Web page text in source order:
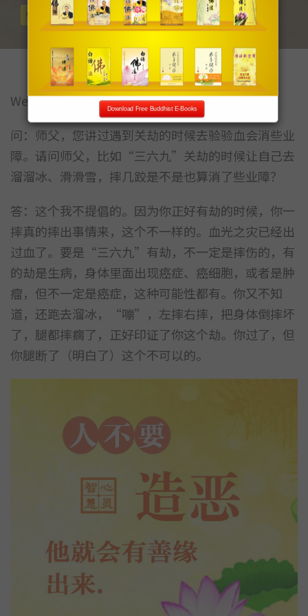
WENDA 问答
Wenda20180114A 19:40
问：师父，您讲过遇到关劫的时候去验验血会消些业
障。请问师父，比如“三六九”关劫的时候让自己去
溜溜冰、滑滑雪，摔几跤是不是也算消了些业障？
答：这个我不提倡的。因为你正好有劫的时候，你一
摔真的摔出事情来，这个不一样的。血光之灾已经出
过血了。要是“三六九”有劫，不一定是摔伤的，有
的劫是生病，身体里面出现癌症、癌细胞，或者是肿
瘤，但不一定是癌症，这种可能性都有。你又不知
道，还跑去溜冰，“嘣”，左摔右摔，把身体倒摔坏
了，腿都摔瘸了，正好印证了你这个劫。你过了，但
你腿断了（明白了）这个不可以的。
Download Free Buddhist E-Books